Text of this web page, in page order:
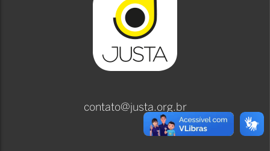
contato@justa.org.br